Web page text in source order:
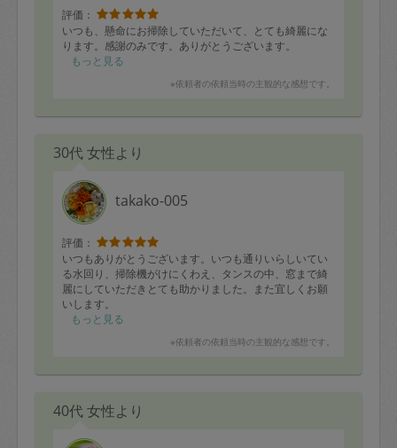
評価：
いつも、懸命にお掃除していただいて、とても綺麗にな
ります。感謝のみです。ありがとうございます。
もっと見る
※依頼者の依頼当時の主観的な感想です。
30代 女性より
takako-005
評価：
いつもありがとうございます。いつも通りいらしいてい
る水回り、掃除機がけにくわえ、タンスの中、窓まで綺
麗にしていただきとても助かりました。また宜しくお願
いします。
もっと見る
※依頼者の依頼当時の主観的な感想です。
40代 女性より